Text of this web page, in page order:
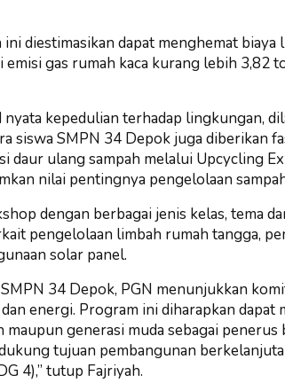
diestimasikan dapat menghemat
gas rumah kaca kurang lebih 3,82
nyata kepedulian terhadap lingkungan,
siswa SMPN 34 Depok juga diberikan
daur ulang sampah melalui Upcycling
nilai pentingnya pengelolaan
dengan berbagai jenis kelas, tema
pengelolaan limbah rumah tangga,
solar panel.
34 Depok, PGN menunjukkan
energi. Program ini diharapkan dapat
generasi muda sebagai penerus
tujuan pembangunan
4),” tutup Fajriyah.